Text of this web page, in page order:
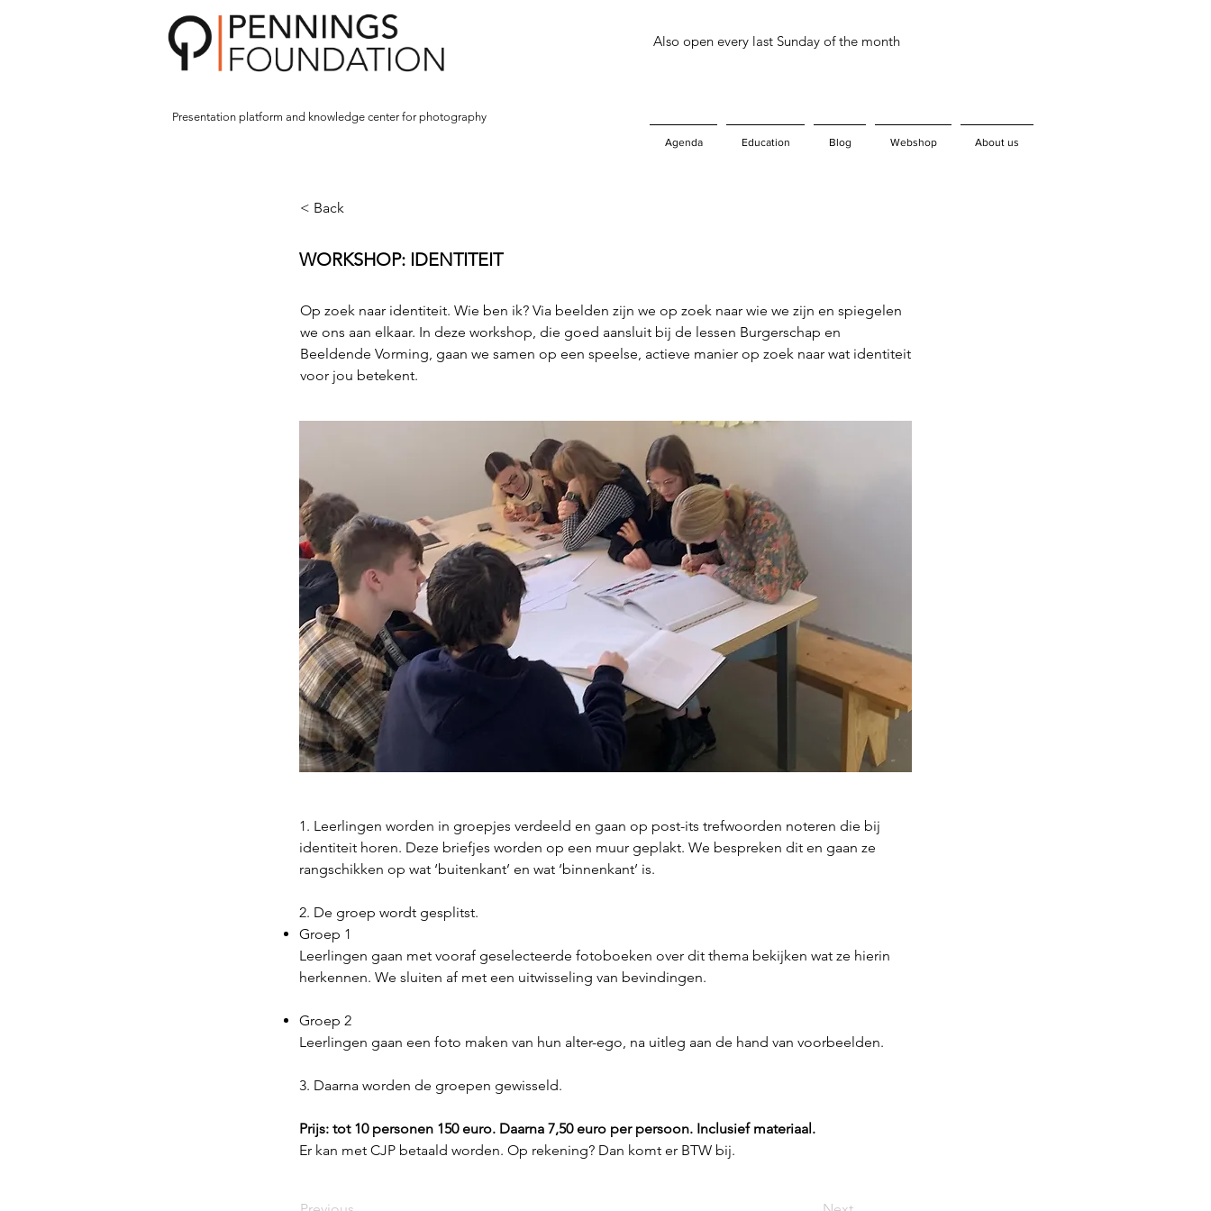
Also open every last Sunday of the month
Presentation platform and knowledge center for photography
Agenda Education Blog Webshop About us
< Back
WORKSHOP: IDENTITEIT
Op zoek naar identiteit. Wie ben ik? Via beelden zijn we op zoek naar wie we zijn en spiegelen
we ons aan elkaar. In deze workshop, die goed aansluit bij de lessen Burgerschap en
Beeldende Vorming, gaan we samen op een speelse, actieve manier op zoek naar wat identiteit
voor jou betekent.
1. Leerlingen worden in groepjes verdeeld en gaan op post-its trefwoorden noteren die bij
identiteit horen. Deze briefjes worden op een muur geplakt. We bespreken dit en gaan ze
rangschikken op wat ‘buitenkant’ en wat ‘binnenkant’ is.
2. De groep wordt gesplitst.
Groep 1
Leerlingen gaan met vooraf geselecteerde fotoboeken over dit thema bekijken wat ze hierin
herkennen. We sluiten af met een uitwisseling van bevindingen.
Groep 2
Leerlingen gaan een foto maken van hun alter-ego, na uitleg aan de hand van voorbeelden.
3. Daarna worden de groepen gewisseld.
Prijs: tot 10 personen 150 euro. Daarna 7,50 euro per persoon. Inclusief materiaal.
Er kan met CJP betaald worden. Op rekening? Dan komt er BTW bij.